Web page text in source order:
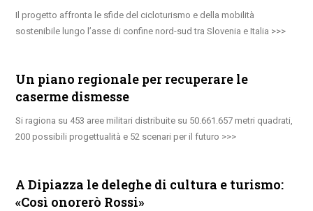
Il progetto affronta le sfide del cicloturismo e della mobilità
sostenibile lungo l’asse di confine nord-sud tra Slovenia e Italia
Un piano regionale per recuperare le
caserme dismesse
Si ragiona su 453 aree militari distribuite su 50.661.657 metri quadrati,
200 possibili progettualità e 52 scenari per il futuro
A Dipiazza le deleghe di cultura e turismo:
«Così onorerò Rossi»